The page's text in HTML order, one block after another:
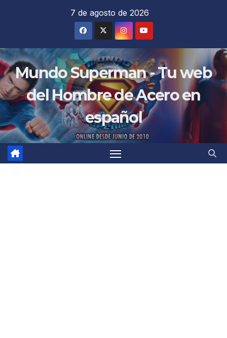
7 de agosto de 2026
Mundo Superman - Tu web
del Hombre de Acero en
español